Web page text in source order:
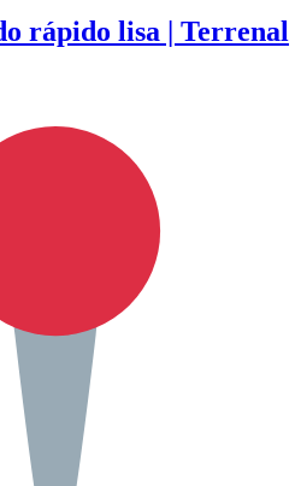
rápido lisa | Terrenal